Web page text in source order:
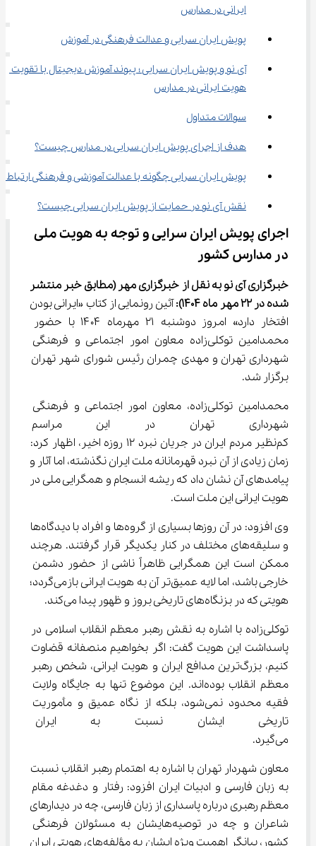
ایرانی در مدارس
پویش ایران سرایی و عدالت فرهنگی در آموزش
آی ‌نو و پویش ایران سرایی ؛ پیوند آموزش دیجیتال با تقویت
هویت ایرانی در مدارس
سوالات متداول
هدف از اجرای پویش ایران سرایی در مدارس چیست؟
پویش ایران سرایی چگونه با عدالت آموزشی و فرهنگی ارتباط
نقش آی‌ نو در حمایت از پویش ایران سرایی چیست؟
اجرای پویش ایران سرایی و توجه به هویت ملی
در مدارس کشور
خبرگزاری آی نو به نقل از خبرگزاری مهر (مطابق خبر منتشر
شده در 22
مهر ماه 1404) : آئین رونمایی از کتاب «ایرانی بودن
افتخار دارد» امروز دوشنبه ۲۱ مهرماه ۱۴۰۴ با حضور
محمدامین توکلی‌زاده معاون امور اجتماعی و فرهنگی
شهرداری تهران و مهدی چمران رئیس شورای شهر تهران
برگزار شد.
محمدامین توکلی‌زاده، معاون امور اجتماعی و فرهنگی
شهرداری تهران در این مراسم
کم‌نظیر مردم ایران در جریان نبرد ۱۲ روزه اخیر، اظهار کرد:
زمان زیادی از آن نبرد قهرمانانه ملت ایران نگذشته، اما آثار و
پیامدهای آن نشان داد که ریشه انسجام و همگرایی ملی در
هویت ایرانی این ملت است.
وی افزود: در آن روزها بسیاری از گروه‌ها و افراد با دیدگاه‌ها
و سلیقه‌های مختلف در کنار یکدیگر قرار گرفتند. هرچند
ممکن است این همگرایی ظاهراً ناشی از حضور دشمن
خارجی باشد، اما لایه عمیق‌تر آن به هویت ایرانی بازمی‌گردد؛
هویتی که در بزنگاه‌های تاریخی بروز و ظهور پیدا می‌کند.
توکلی‌زاده با اشاره به نقش رهبر معظم انقلاب اسلامی در
پاسداشت این هویت گفت: اگر بخواهیم منصفانه قضاوت
کنیم، بزرگ‌ترین مدافع ایران و هویت ایرانی، شخص رهبر
معظم انقلاب بوده‌اند. این موضوع تنها به جایگاه ولایت
فقیه محدود نمی‌شود، بلکه از نگاه عمیق و مأموریت
تاریخی ایشان نسبت به ایران
می‌گیرد.
معاون شهردار تهران با اشاره به اهتمام رهبر انقلاب نسبت
به زبان فارسی و ادبیات ایران افزود: رفتار و دغدغه مقام
معظم رهبری درباره پاسداری از زبان فارسی، چه در دیدارهای
شاعران و چه در توصیه‌هایشان به مسئولان فرهنگی
کشور، بیانگر اهمیت ویژه ایشان به مؤلفه‌های هویتی ایران